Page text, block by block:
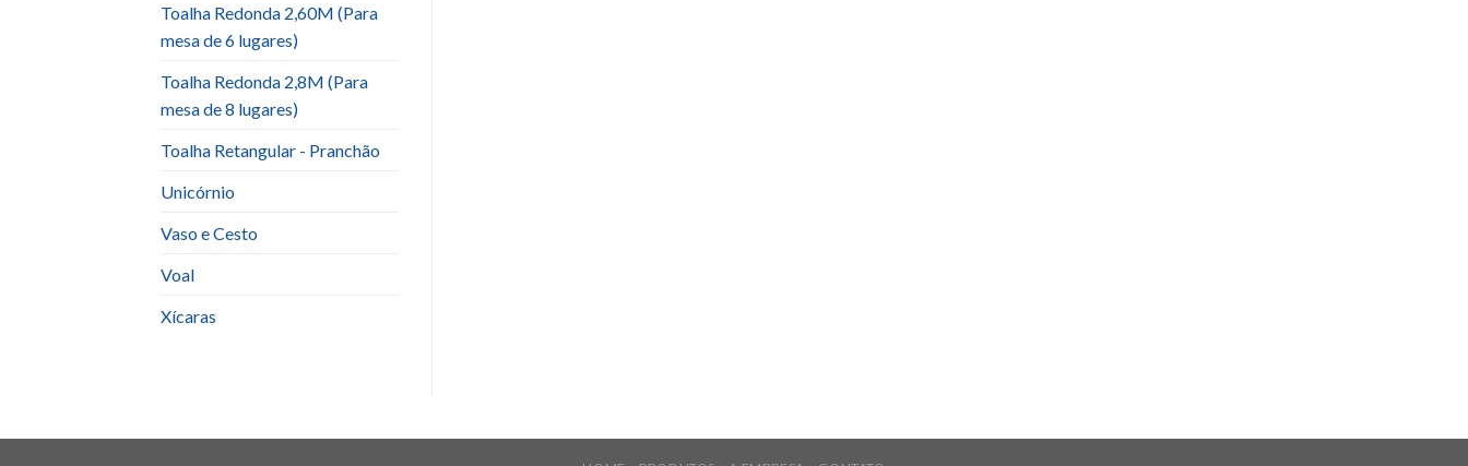
Toalha Redonda 2,60M (Para
mesa de 6 lugares)
Toalha Redonda 2,8M (Para
mesa de 8 lugares)
Toalha Retangular - Pranchão
Unicórnio
Vaso e Cesto
Voal
Xícaras